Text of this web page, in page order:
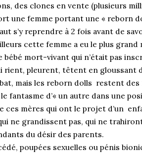
des clones en vente (plusieurs
une femme portant une « reborn
s’y reprendre à 2 fois avant de
cette femme a eu le plus grand
mort-vivant qui n’était pas
rient, pleurent, têtent en gloussant
mais les reborn dolls restent
fantasme d’« un autre dans une
ces mères qui ont le projet d’un
ne grandissent pas, qui ne
du désir des parents.
poupées sexuelles ou pénis